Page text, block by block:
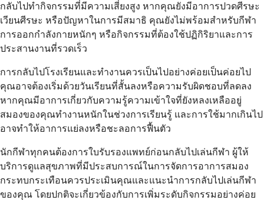
กลับไปทำกิจกรรมที่มีความเสี่ยงสูง หากคุณยังมีอาการปวดศีรษะ
เวียนศีรษะ หรือปัญหาในการมีสมาธิ คุณยังไม่พร้อมสำหรับกีฬา
การออกกำลังกายหนักๆ หรือกิจกรรมที่ต้องใช้ปฏิกิริยาและการ
ประสานงานที่รวดเร็ว
การกลับไปโรงเรียนและทำงานควรเป็นไปอย่างค่อยเป็นค่อยไป
คุณอาจต้องเริ่มด้วยวันเรียนที่สั้นลงหรือความรับผิดชอบที่ลดลง
หากคุณมีอาการเกี่ยวกับความรู้ความเข้าใจที่ยังหลงเหลืออยู่
สมองของคุณทำงานหนักในช่วงการเรียนรู้ และการใช้มากเกินไป
อาจทำให้อาการแย่ลงหรือชะลอการฟื้นตัว
นักกีฬาทุกคนต้องการใบรับรองแพทย์ก่อนกลับไปเล่นกีฬา ผู้ให้
บริการดูแลสุขภาพที่มีประสบการณ์ในการจัดการอาการสมอง
กระทบกระเทือนควรประเมินคุณและแนะนำการกลับไปเล่นกีฬา
ของคุณ โดยปกติจะเกี่ยวข้องกับการเพิ่มระดับกิจกรรมอย่างค่อย